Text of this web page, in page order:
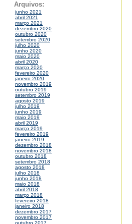
Arquivos:
junho 2021
abril 2021
março 2021
dezembro 2020
outubro 2020
setembro 2020
julho 2020
junho 2020
maio 2020
abril 2020
março 2020
fevereiro 2020
janeiro 2020
novembro 2019
outubro 2019
setembro 2019
agosto 2019
julho 2019
junho 2019
maio 2019
abril 2019
março 2019
fevereiro 2019
janeiro 2019
dezembro 2018
novembro 2018
outubro 2018
setembro 2018
agosto 2018
julho 2018
junho 2018
maio 2018
abril 2018
março 2018
fevereiro 2018
janeiro 2018
dezembro 2017
novembro 2017